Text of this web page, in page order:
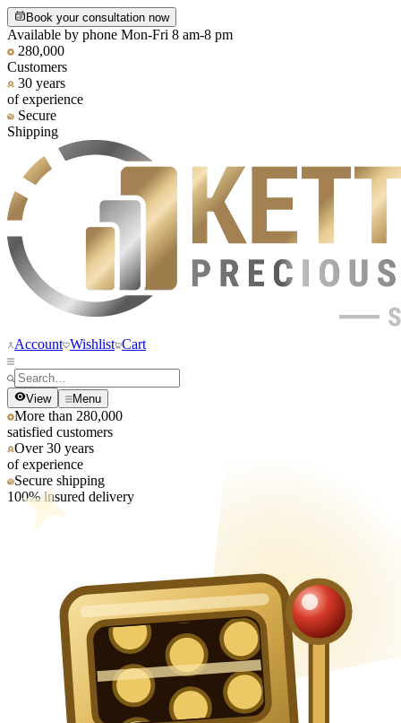
Book your consultation now
Available by phone Mon-Fri 8 am-8 pm
280,000
Customers
30 years
of experience
Secure
Shipping
Account Wishlist Cart
View Menu
More than 280,000
satisfied customers
Over 30 years
of experience
Secure shipping
100% insured delivery